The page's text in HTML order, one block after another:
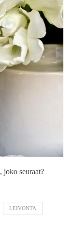
, joko seuraat?
LEIVONTA